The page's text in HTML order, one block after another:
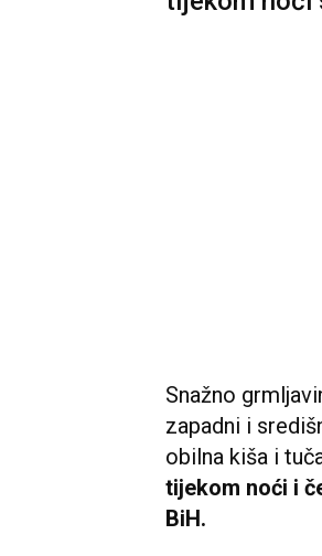
Snažno
zapadni i
obilna kiša i
tijekom noći i
BiH.